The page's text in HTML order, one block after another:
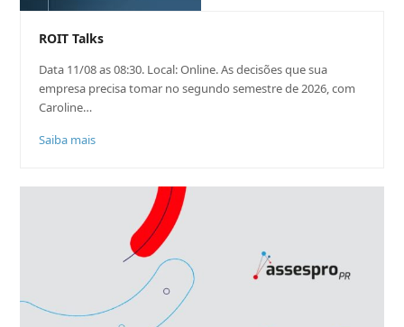
ROIT Talks
Data 11/08 as 08:30. Local: Online. As decisões que sua
empresa precisa tomar no segundo semestre de 2026, com
Caroline…
Saiba mais